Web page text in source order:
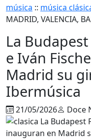
música :: música
MADRID, VALENCIA,
La
e Iván
Madrid su
Ibermúsica
21/05/2026 Doce